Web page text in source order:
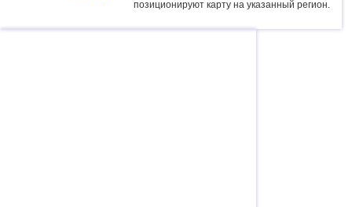
позиционируют карту на указанный регион.